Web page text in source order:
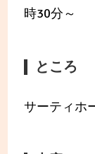
時30分～
ところ
サーティホ